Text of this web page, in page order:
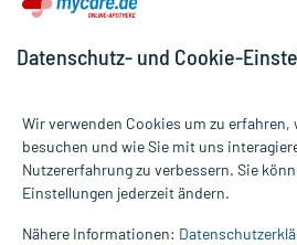
Alle Preise gelten inkl. MwSt., ggf. zzgl.
Informationen auf dieser Website
Datenschutz- und Cookie-
Wir verwenden Cookies um zu erfahren,
besuchen und wie Sie mit uns
Nutzererfahrung zu verbessern. Sie
Einstellungen jederzeit ändern.
Nähere Informationen: